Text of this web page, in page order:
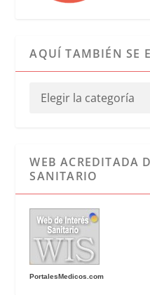
AQUÍ TAMBIÉN SE
WEB ACREDITADA
SANITARIO
PortalesMedicos.com